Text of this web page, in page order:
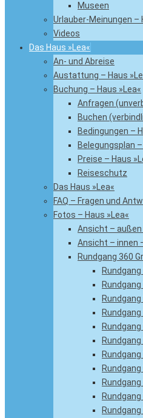
Museen
Urlauber-Meinungen –
Videos
Das Haus »Lea«
An- und Abreise
Austattung – Haus
Buchung – Haus »Lea«
Anfragen
Buchen
Bedingungen –
Belegungsplan
Preise – Haus
Reiseschutz
Das Haus »Lea«
FAQ – Fragen und
Fotos – Haus »Lea«
Ansicht – außen
Ansicht – innen
Rundgang 360
Rundgang
Rundgang